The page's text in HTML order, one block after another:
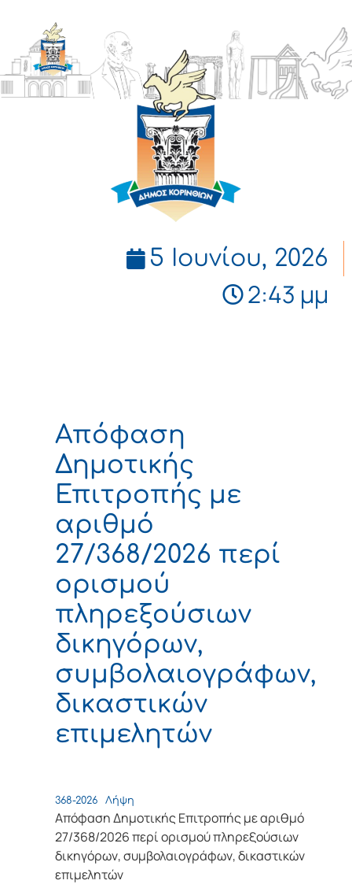
ΔΗΜΟΣ
ΚΟΡΙΝΘΙΩΝ
5 Ιουνίου, 2026
2:43 μμ
Απόφαση
Δημοτικής
Επιτροπής με
αριθμό
27/368/2026 περί
ορισμού
πληρεξούσιων
δικηγόρων,
συμβολαιογράφων,
δικαστικών
επιμελητών
368-2026 Λήψη
Απόφαση Δημοτικής Επιτροπής με αριθμό
27/368/2026 περί ορισμού πληρεξούσιων
δικηγόρων, συμβολαιογράφων, δικαστικών
επιμελητών